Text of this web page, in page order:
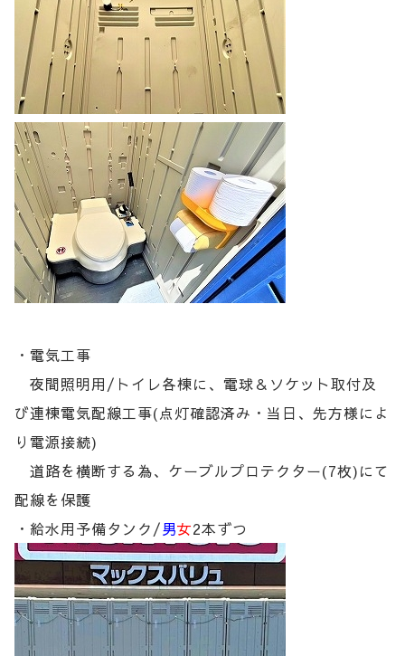
・電気工事
夜間照明用/トイレ各棟に、電球＆ソケット取付及
び連棟電気配線工事(点灯確認済み・当日、先方様によ
り電源接続)
道路を横断する為、ケーブルプロテクター(7枚)にて
配線を保護
・給水用予備タンク/男女2本ずつ